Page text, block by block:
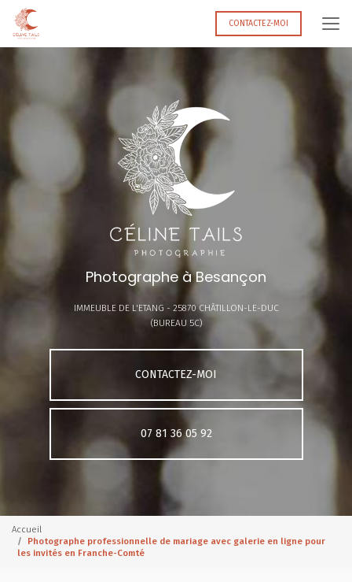
Aller
contenu
CONTACTEZ-MOI
Photographe à Besançon
IMMEUBLE DE L'ETANG - 25870 CHÂTILLON-LE-DUC
(BUREAU 5C)
CONTACTEZ-MOI
07 81 36 05 92
Accueil
Photographe professionnelle de mariage avec galerie en ligne pour
les invités en Franche-Comté